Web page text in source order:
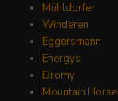
Mühldorfer
Winderen
Eggersmann
Energys
Dromy
Mountain Horse